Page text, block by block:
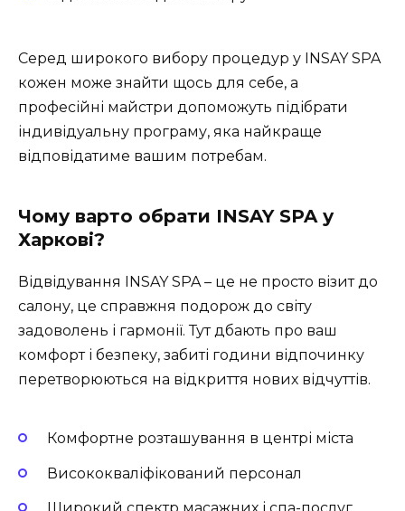
Серед широкого вибору процедур у INSAY SPA
кожен може знайти щось для себе, а
професійні майстри допоможуть підібрати
індивідуальну програму, яка найкраще
відповідатиме вашим потребам.
Чому варто обрати INSAY SPA у
Харкові?
Відвідування INSAY SPA – це не просто візит до
салону, це справжня подорож до світу
задоволень і гармонії. Тут дбають про ваш
комфорт і безпеку, забиті години відпочинку
перетворюються на відкриття нових відчуттів.
Комфортне розташування в центрі міста
Висококваліфікований персонал